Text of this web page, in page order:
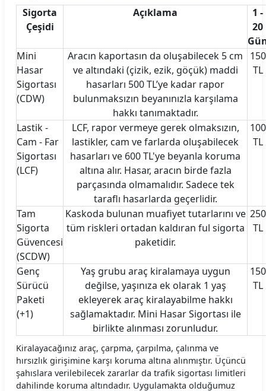
Sigorta
Çeşidi
Açıklama
1 -
20
Mini
Hasar
Sigortası
(CDW)
Aracın kaportasın da oluşabilecek 5 cm
ve altındaki (çizik, ezik, göçük) maddi
hasarları 500 TL’ye kadar rapor
bulunmaksızın beyanınızla karşılama
hakkı tanımaktadır.
150
TL
Lastik -
Cam - Far
Sigortası
(LCF)
LCF, rapor vermeye gerek olmaksızın,
lastikler, cam ve farlarda oluşabilecek
hasarları ve 600 TL'ye beyanla koruma
altına alır. Hasar, aracın birde fazla
parçasında olmamalıdır. Sadece tek
taraflı hasarlarda geçerlidir.
100
TL
Tam
Sigorta
Güvencesi
(SCDW)
Kaskoda bulunan muafiyet tutarlarını ve
tüm riskleri ortadan kaldıran ful sigorta
paketidir.
250
TL
Genç
Sürücü
Paketi
(+1)
Yaş grubu araç kiralamaya uygun
değilse, yaşınıza ek olarak 1 yaş
ekleyerek araç kiralayabilme hakkı
sağlamaktadır. Mini Hasar Sigortası ile
birlikte alınması zorunludur.
150
TL
Kiralayacağınız araç, çarpma, çarpılma, çalınma ve
hırsızlık girişimine karşı koruma altına alınmıştır. Üçüncü
şahıslara verilebilecek zararlar da trafik sigortası limitleri
dahilinde koruma altındadır. Uygulamakta olduğumuz